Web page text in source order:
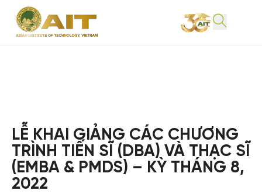
LỄ KHAI GIẢNG CÁC CHƯƠNG
TRÌNH TIẾN SĨ (DBA) VÀ THẠC SĨ
(EMBA & PMDS) – KỲ THÁNG 8,
2022